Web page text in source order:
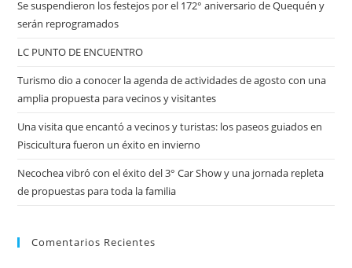
Se suspendieron los festejos por el 172° aniversario de Quequén y
serán reprogramados
LC PUNTO DE ENCUENTRO
Turismo dio a conocer la agenda de actividades de agosto con una
amplia propuesta para vecinos y visitantes
Una visita que encantó a vecinos y turistas: los paseos guiados en
Piscicultura fueron un éxito en invierno
Necochea vibró con el éxito del 3° Car Show y una jornada repleta
de propuestas para toda la familia
Comentarios Recientes